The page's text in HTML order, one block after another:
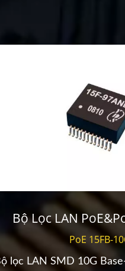
Bộ Lọc LAN
PoE 15FB-
lọc LAN SMD 10G